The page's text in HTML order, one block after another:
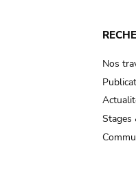
Nos
Stages